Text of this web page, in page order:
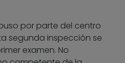
por parte del centro
segunda inspección se
examen. No